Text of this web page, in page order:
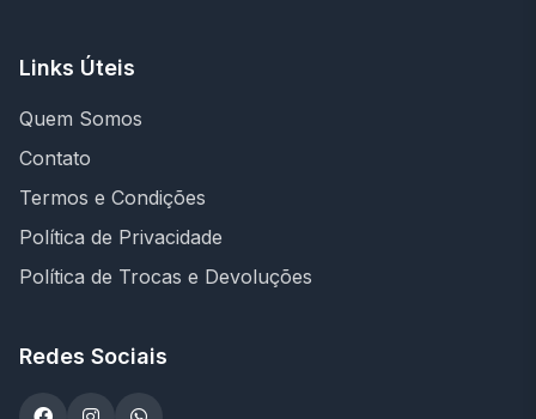
Links Úteis
Quem Somos
Contato
Termos e Condições
Política de Privacidade
Política de Trocas e Devoluções
Redes Sociais